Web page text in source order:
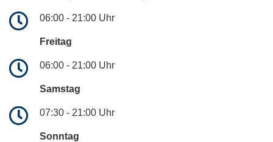
06:00 - 21:00 Uhr
Freitag
06:00 - 21:00 Uhr
Samstag
07:30 - 21:00 Uhr
Sonntag